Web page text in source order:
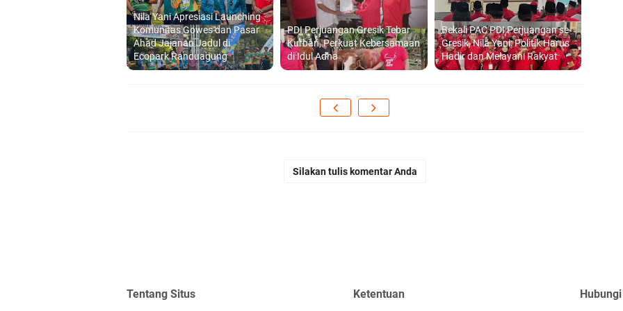
Nila Yani Apresiasi Launching
Komunitas Gowes dan Pasar
Ahad Jajanan Jadul di
Ecopark Randuagung
PDI Perjuangan Gresik Tebar
Kurban, Perkuat Kebersamaan
di Idul Adha
Bekali PAC PDI Perjuangan se-
Gresik, Nila Yani: Politik Harus
Hadir dan Melayani Rakyat
Silakan tulis komentar Anda
Tentang Situs Ketentuan